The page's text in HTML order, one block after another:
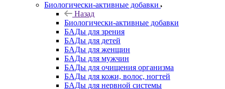
Биологически-активные добавки
Назад
Биологически-активные добавки
БАДы для зрения
БАДы для детей
БАДы для женщин
БАДы для мужчин
БАДы для очищения организма
БАДы для кожи, волос, ногтей
БАДы для нервной системы